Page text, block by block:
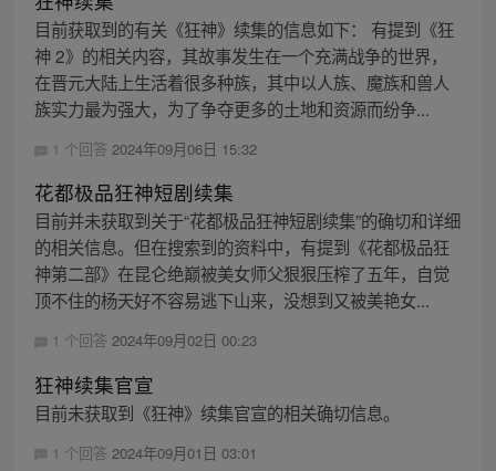
目前获取到的有关《狂神》续集的信息如下： 有提到《狂
神 2》的相关内容，其故事发生在一个充满战争的世界，
在晋元大陆上生活着很多种族，其中以人族、魔族和兽人
族实力最为强大，为了争夺更多的土地和资源而纷争...
1 个回答 2024年09月06日 15:32
花都极品狂神短剧续集
目前并未获取到关于“花都极品狂神短剧续集”的确切和详细
的相关信息。但在搜索到的资料中，有提到《花都极品狂
神第二部》在昆仑绝巅被美女师父狠狠压榨了五年，自觉
顶不住的杨天好不容易逃下山来，没想到又被美艳女...
1 个回答 2024年09月02日 00:23
狂神续集官宣
目前未获取到《狂神》续集官宣的相关确切信息。
1 个回答 2024年09月01日 03:01